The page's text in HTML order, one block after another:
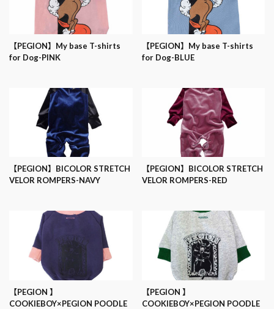
【PEGION】My base T-shirts
for Dog-PINK
【PEGION】My base T-shirts
for Dog-BLUE
【PEGION】BICOLOR STRETCH
VELOR ROMPERS-NAVY
【PEGION】BICOLOR STRETCH
VELOR ROMPERS-RED
【PEGION 】
COOKIEBOY×PEGION POODLE
【PEGION 】
COOKIEBOY×PEGION POODLE